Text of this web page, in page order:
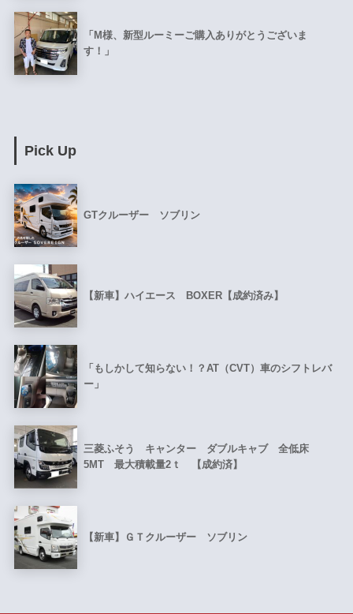
「M様、新型ルーミーご購入ありがとうございま
す！」
Pick Up
GTクルーザー ソブリン
【新車】ハイエース BOXER【成約済み】
「もしかして知らない！？AT（CVT）車のシフトレバ
ー」
三菱ふそう キャンター ダブルキャブ 全低床
5MT 最大積載量2ｔ 【成約済】
【新車】ＧＴクルーザー ソブリン